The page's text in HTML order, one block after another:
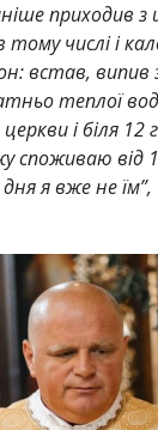
приходив з
числі і
встав, випив
теплої
і біля 12
споживаю від
я вже не їм”,